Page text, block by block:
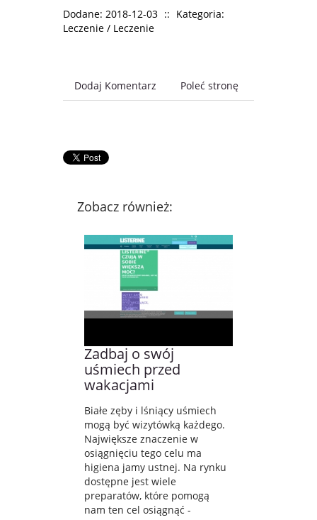
Dodane: 2018-12-03 :: Kategoria:
Leczenie / Leczenie
Dodaj Komentarz Poleć stronę
Zobacz również:
Zadbaj o swój
uśmiech przed
wakacjami
Białe zęby i lśniący uśmiech
mogą być wizytówką każdego.
Największe znaczenie w
osiągnięciu tego celu ma
higiena jamy ustnej. Na rynku
dostępne jest wiele
preparatów, które pomogą
nam ten cel osiągnąć -